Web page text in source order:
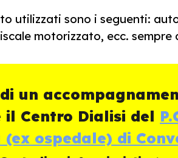
utilizzati sono i seguenti:
motorizzato, ecc.
un
il Centro Dialisi del
(ex ospedale) di